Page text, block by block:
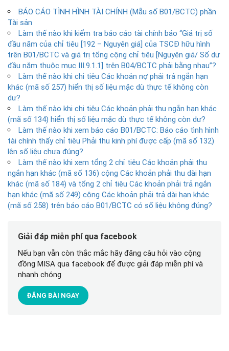
BÁO CÁO TÌNH HÌNH TÀI CHÍNH (Mẫu số B01/BCTC) phần
Tài sản
Làm thế nào khi kiểm tra báo cáo tài chính báo “Giá trị số
đầu năm của chỉ tiêu [192 – Nguyên giá] của TSCĐ hữu hình
trên B01/BCTC và giá trị tổng cộng chỉ tiêu [Nguyên giá/ Số dư
đầu năm thuộc mục III.9.1.1] trên B04/BCTC phải bằng nhau”?
Làm thế nào khi chi tiêu Các khoản nợ phải trả ngắn hạn
khác (mã số 257) hiển thị số liệu mặc dù thực tế không còn
dư?
Làm thế nào khi chi tiêu Các khoản phải thu ngắn hạn khác
(mã số 134) hiển thị số liệu mặc dù thực tế không còn dư?
Làm thế nào khi xem báo cáo B01/BCTC: Báo cáo tình hình
tài chính thấy chỉ tiêu Phải thu kinh phí được cấp (mã số 132)
lên số liệu chưa đúng?
Làm thế nào khi xem tổng 2 chỉ tiêu Các khoản phải thu
ngắn hạn khác (mã số 136) cộng Các khoản phải thu dài hạn
khác (mã số 184) và tổng 2 chỉ tiêu Các khoản phải trả ngắn
hạn khác (mã số 249) cộng Các khoản phải trả dài hạn khác
(mã số 258) trên báo cáo B01/BCTC có số liệu không đúng?
Giải đáp miễn phí qua facebook
Nếu bạn vẫn còn thắc mắc hãy đăng câu hỏi vào cộng
đồng MISA qua facebook để được giải đáp miễn phí và
nhanh chóng
ĐĂNG BÀI NGAY